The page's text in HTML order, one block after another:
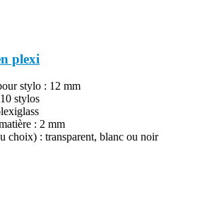
plexi
stylo : 12 mm
stylos
: 2 mm
choix) : transparent, blanc ou noir